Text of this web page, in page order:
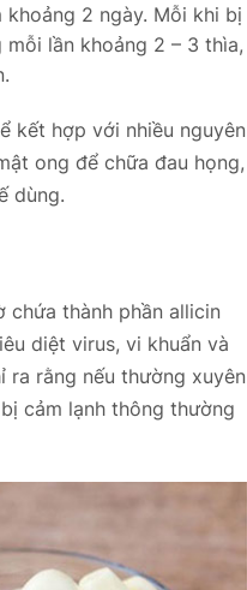
2 ngày. Mỗi khi bị
lần khoảng 2 – 3 thìa,
kết hợp với nhiều nguyên
ong để chữa đau họng,
dùng.
chứa thành phần allicin
diệt virus, vi khuẩn và
ra rằng nếu thường xuyên
cảm lạnh thông thường